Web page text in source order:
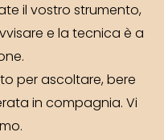
il vostro strumento,
e la tecnica è a
per ascoltare, bere
in compagnia. Vi